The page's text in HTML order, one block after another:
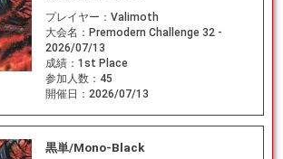
プレイヤー： Valimoth
大会名： Premodern Challenge 32 -
2026/07/13
成績： 1st Place
参加人数： 45
開催日： 2026/07/13
黒単/Mono-Black